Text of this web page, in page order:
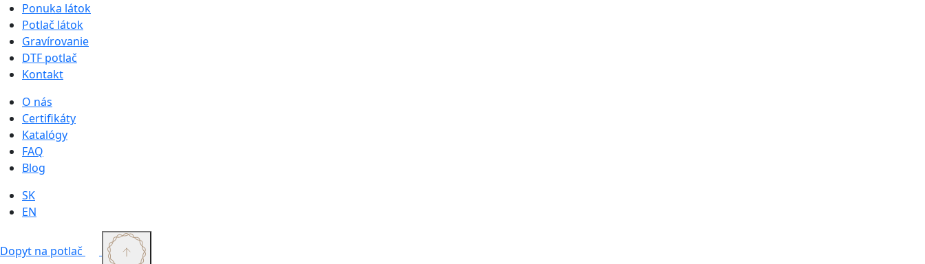
Ponuka látok
Potlač látok
Gravírovanie
DTF potlač
Kontakt
O nás
Certifikáty
Katalógy
FAQ
Blog
SK
EN
Dopyt na potlač